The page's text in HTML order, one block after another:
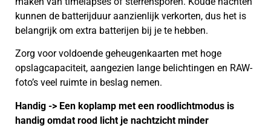
kunnen de batterijduur aanzienlijk verkorten, dus het is
belangrijk om extra batterijen bij je te hebben.
Zorg voor voldoende geheugenkaarten met hoge
opslagcapaciteit, aangezien lange belichtingen en RAW-
foto’s veel ruimte in beslag nemen.
Handig -> Een koplamp met een roodlichtmodus is
handig omdat rood licht je nachtzicht minder